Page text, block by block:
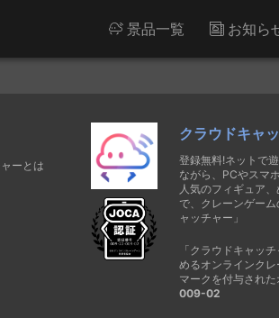
景品一覧 お知ら
ーとは
クラウドキャ
登録無料!ネットで
ながら、PCやスマ
人気のフィギュア
で、クレーンゲー
ャッチャー」
「クラウドキャッ
めるオンラインク
マークを付与された
009-02